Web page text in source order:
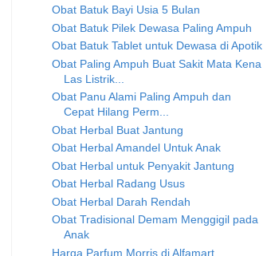
Obat Batuk Bayi Usia 5 Bulan
Obat Batuk Pilek Dewasa Paling Ampuh
Obat Batuk Tablet untuk Dewasa di Apotik
Obat Paling Ampuh Buat Sakit Mata Kena
Las Listrik...
Obat Panu Alami Paling Ampuh dan
Cepat Hilang Perm...
Obat Herbal Buat Jantung
Obat Herbal Amandel Untuk Anak
Obat Herbal untuk Penyakit Jantung
Obat Herbal Radang Usus
Obat Herbal Darah Rendah
Obat Tradisional Demam Menggigil pada
Anak
Harga Parfum Morris di Alfamart